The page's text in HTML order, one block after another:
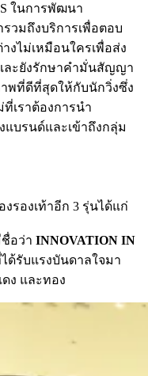
ในการพัฒนา
วมถึงบริการเพื่อตอบ
งไม่เหมือนใครเพื่อส่ง
ละยังรักษาคำมั่นสัญญา
พที่ดีที่สุดให้กับนักวิ่งซึ่ง
เราต้องการนำ
บรนด์และเข้าถึงกลุ่ม
รองเท้าอีก 3 รุ่นได้แก่
อว่า INNOVATION IN
ด้รับแรงบันดาลใจมา
ง และทอง